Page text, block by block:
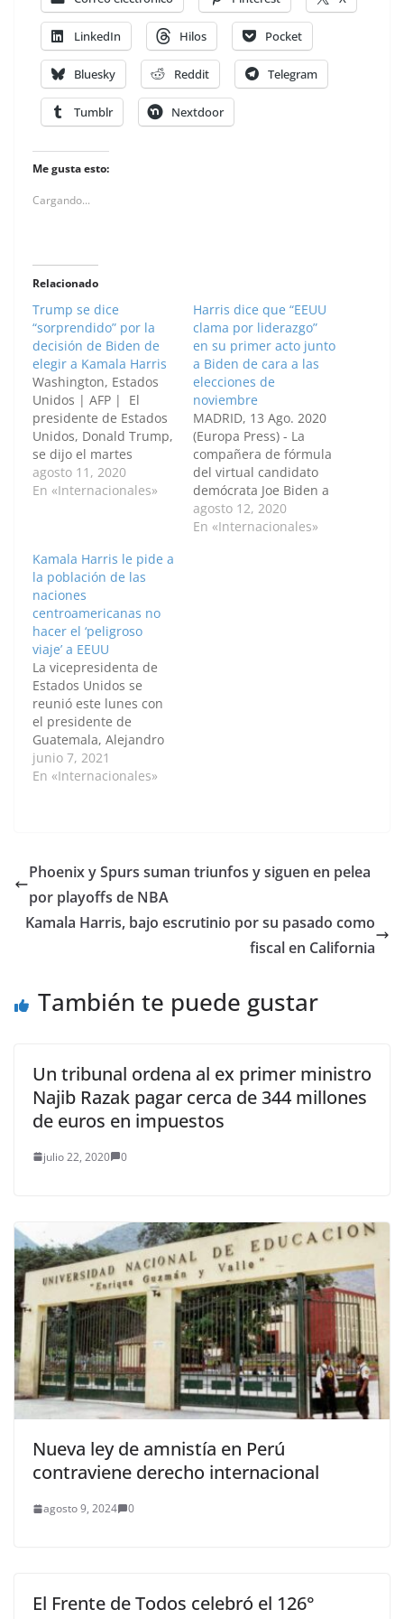
LinkedIn Hilos Pocket
Bluesky Reddit Telegram
Tumblr Nextdoor
Me gusta esto:
Cargando...
Relacionado
Trump se dice
“sorprendido” por la
decisión de Biden de
elegir a Kamala Harris
Washington, Estados
Unidos | AFP | El
presidente de Estados
Unidos, Donald Trump,
se dijo el martes
"sorprendido" por la
decisión del aspirante
como compañera de
fórmula, criticando el
"pobre" desempeño de
la senadora durante
las primarias
demócratas. "Me
sorprendió más que
nada…
agosto 11, 2020
En «Internacionales»
Harris dice que “EEUU
clama por liderazgo”
en su primer acto junto
a Biden de cara a las
elecciones de
noviembre
MADRID, 13 Ago. 2020
(Europa Press) - La
compañera de fórmula
del virtual candidato
demócrata Joe Biden a
la Casa Blanca, Kamala
Harris, ha asegurado
agosto 12, 2020
En «Internacionales»
Kamala Harris le pide a
la población de las
naciones
centroamericanas no
hacer el ‘peligroso
viaje’ a EEUU
La vicepresidenta de
Estados Unidos se
reunió este lunes con
el presidente de
Guatemala, Alejandro
Giammattei, en su
primer viaje al
vicepresidenta de
Estados Unidos,
Kamala Harris, viajó a
Guatemala este lunes 7
junio 7, 2021
En «Internacionales»
Phoenix y Spurs suman triunfos y siguen en pelea
por playoffs de NBA
Kamala Harris, bajo escrutinio por su pasado como
fiscal en California
También te puede gustar
Un tribunal ordena al ex primer ministro
Najib Razak pagar cerca de 344 millones
de euros en impuestos
julio 22, 2020 0
Nueva ley de amnistía en Perú
contraviene derecho internacional
agosto 9, 2024 0
El Frente de Todos celebró el 126°